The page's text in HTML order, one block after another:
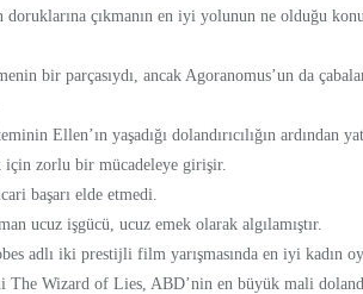
doruklarına çıkmanın en iyi yolunun ne olduğu
bir parçasıydı, ancak Agoranomus’un da
Ellen’ın yaşadığı dolandırıcılığın ardından
için zorlu bir mücadeleye girişir.
başarı elde etmedi.
ucuz işgücü, ucuz emek olarak algılamıştır.
adlı iki prestijli film yarışmasında en iyi kadın
Wizard of Lies, ABD’nin en büyük mali